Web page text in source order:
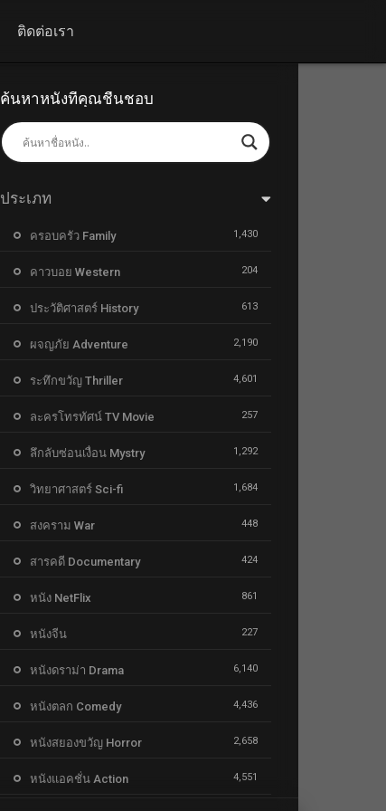
ติดต่อเรา
ค้นหาหนังที่คุณชื่นชอบ
ประเภท
ครอบครัว Family 1,430
คาวบอย Western 204
ประวัติศาสตร์ History 613
ผจญภัย Adventure 2,190
ระทึกขวัญ Thriller 4,601
ละครโทรทัศน์ TV Movie 257
ลึกลับซ่อนเงื่อน Mystry 1,292
วิทยาศาสตร์ Sci-fi 1,684
สงคราม War 448
สารคดี Documentary 424
หนัง NetFlix 861
หนังจีน 227
หนังดราม่า Drama 6,140
หนังตลก Comedy 4,436
หนังสยองขวัญ Horror 2,658
หนังแอคชั่น Action 4,551